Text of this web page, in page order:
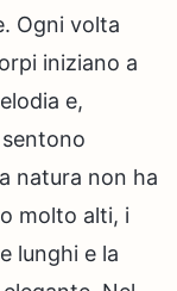
Ogni volta
iniziano a
e,
natura non ha
molto alti, i
lunghi e la